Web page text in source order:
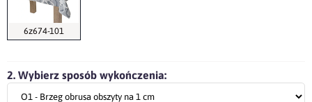
6z674-101
2. Wybierz sposób wykończenia: